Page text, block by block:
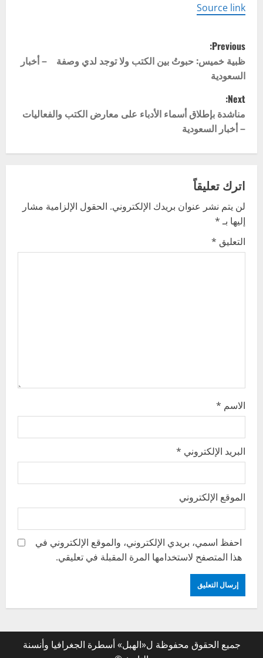
Source link
P
o
s
t
n
v
i
g
Previous:
ظبية خميس: حبوتُ بين الكتب ولا توجد لدي وصفة – أخبار
السعودية
Next:
مناشدة بإطلاق أسماء الأدباء على معارض الكتب والفعاليات
– أخبار السعودية
اترك تعليقاً
لن يتم نشر عنوان بريدك الإلكتروني. الحقول الإلزامية مشار
إليها بـ*
التعليق *
الاسم *
البريد الإلكتروني *
الموقع الإلكتروني
احفظ اسمي، بريدي الإلكتروني، والموقع الإلكتروني في
هذا المتصفح لاستخدامها المرة المقبلة في تعليقي.
جميع الحقوق محفوظة ل«الهبل» أسطرة الجغرافيا وأنسنة